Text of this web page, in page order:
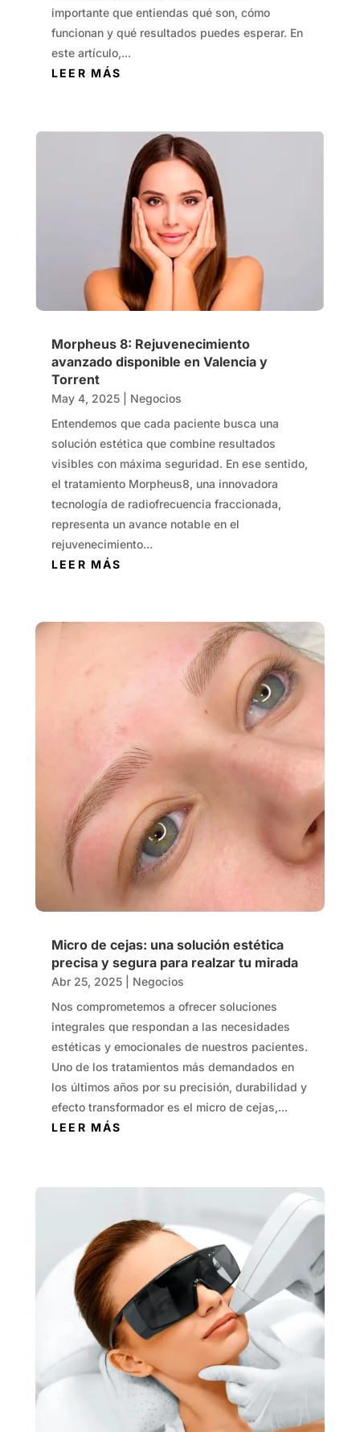
importante que entiendas qué son, cómo
funcionan y qué resultados puedes esperar. En
este artículo,...
LEER MÁS
Morpheus 8: Rejuvenecimiento
avanzado disponible en Valencia y
Torrent
May 4, 2025| Negocios
Entendemos que cada paciente busca una
solución estética que combine resultados
visibles con máxima seguridad. En ese sentido,
el tratamiento Morpheus8, una innovadora
tecnología de radiofrecuencia fraccionada,
representa un avance notable en el
rejuvenecimiento...
LEER MÁS
Micro de cejas: una solución estética
precisa y segura para realzar tu mirada
Abr 25, 2025| Negocios
Nos comprometemos a ofrecer soluciones
integrales que respondan a las necesidades
estéticas y emocionales de nuestros pacientes.
Uno de los tratamientos más demandados en
los últimos años por su precisión, durabilidad y
efecto transformador es el micro de cejas,...
LEER MÁS